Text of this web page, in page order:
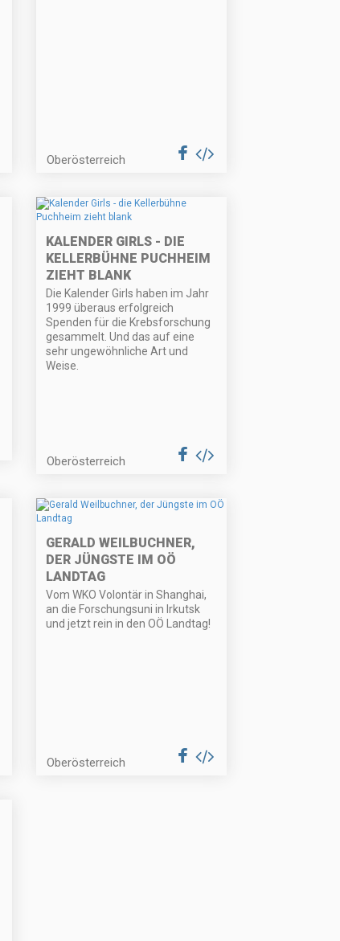
Oberösterreich
KALENDER GIRLS - DIE
KELLERBÜHNE PUCHHEIM
ZIEHT BLANK
Die Kalender Girls haben im Jahr
1999 überaus erfolgreich
Spenden für die Krebsforschung
gesammelt. Und das auf eine
sehr ungewöhnliche Art und
Weise.
Oberösterreich
GERALD WEILBUCHNER,
DER JÜNGSTE IM OÖ
LANDTAG
Vom WKO Volontär in Shanghai,
an die Forschungsuni in Irkutsk
und jetzt rein in den OÖ Landtag!
Oberösterreich